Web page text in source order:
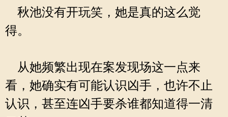
秋池没有开玩笑，她是真的这么觉
得。
从她频繁出现在案发现场这一点来
看，她确实有可能认识凶手，也许不止
认识，甚至连凶手要杀谁都知道得一清